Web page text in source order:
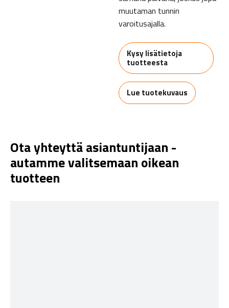
muutaman tunnin
varoitusajalla.
Kysy lisätietoja
tuotteesta
Lue tuotekuvaus
Ota yhteyttä asiantuntijaan -
autamme valitsemaan oikean
tuotteen